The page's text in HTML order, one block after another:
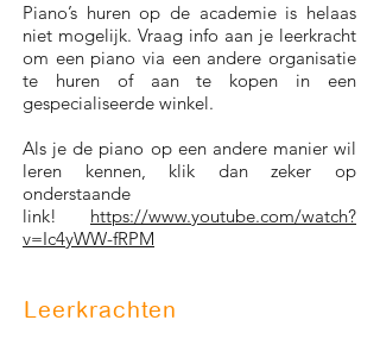
Piano’s huren op de academie is helaas
niet mogelijk. Vraag info aan je leerkracht
om een piano via een andere organisatie
te huren of aan te kopen in een
gespecialiseerde winkel.
Als je de piano op een andere manier wil
leren kennen, klik dan zeker op
onderstaande
link! https://www.youtube.com/watch?
v=Ic4yWW-fRPM
Leerkrachten